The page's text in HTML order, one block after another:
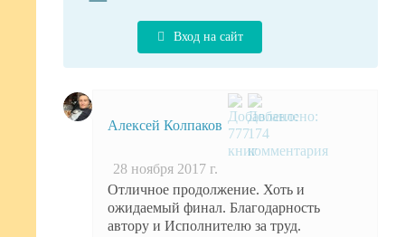
Вход на сайт
Алексей Колпаков
28 ноября 2017 г.
Отличное продолжение. Хоть и
ожидаемый финал. Благодарность
автору и Исполнителю за труд.